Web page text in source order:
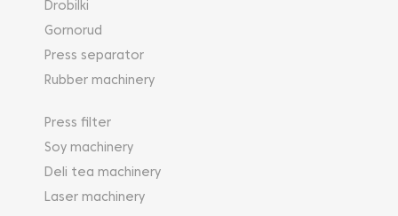
различных составах (жесткая медь, AAAC,
ACSR и др.), экранирования проводников
среднего и высокого напряжения,
используемый для скручивания различных
проводников, дает возможность работать с
различными неизолированными,
Drobilki
Gornorud
Press separator
Rubber machinery
Press filter
Soy machinery
Deli tea machinery
Laser machinery